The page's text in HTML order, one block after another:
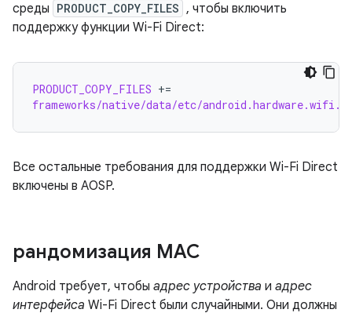
среды PRODUCT_COPY_FILES , чтобы включить
поддержку функции Wi-Fi Direct:
PRODUCT_COPY_FILES +=
frameworks/native/data/etc/
Все остальные требования для поддержки Wi-Fi Direct
включены в AOSP.
рандомизация MAC
Android требует, чтобы адрес устройства и адрес
интерфейса Wi-Fi Direct были случайными. Они должны